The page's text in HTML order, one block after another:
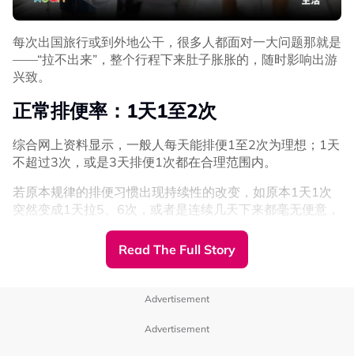
禁忌（二）：不要乱靠墙
相传好兄弟喜欢墙边、角落阴凉处、沿着墙面走，若我们离
墙壁太近或靠墙聊天、休息，这容易沾染上阴气。
禁忌（三）：不熬夜
到不舒服，长期熬夜也会导致你的免疫力下降、精神状态变
差。
禁忌（四）：不宜搬家
居、家电等，大张旗鼓搬动家具易招惹沖煞。
禁忌（五）：不要乱吹口哨 / 唱歌
据说，吹口哨的音频和灵界频率相似，容易招惹好兄弟，夜
每次出国旅行或到外地公干，很多人都面对一大问题那就是
——“拉不出来”，整个行程下来肚子胀胀的，随时影响出游
兴致。
正常排便率：1天1至2次
综合网上资料显示，一般人每天能排便1至2次为理想；1天
不超过3次，或是3天排便1次都在合理范围内。
若原本规律的排便习惯出现持续性的改变，如原本1天1次
突然变成1天拉5、6次，或者是连续几天下来都毫无便意，
出国旅行、到外地公干许多人都面对“拉不出”的情况，有者
Read The Full Story
Advertisement
Advertisement